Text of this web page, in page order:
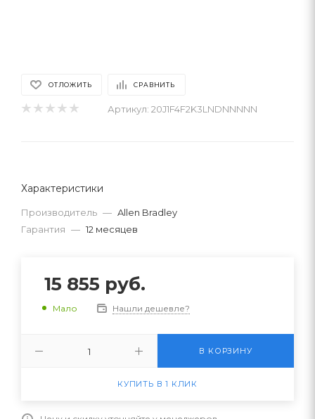
ОТЛОЖИТЬ СРАВНИТЬ
Артикул: 20J1F4F2K3LNDNNNNN
Характеристики
Производитель — Allen Bradley
Гарантия — 12 месяцев
15 855 руб.
Мало Нашли дешевле?
В КОРЗИНУ
КУПИТЬ В 1 КЛИК